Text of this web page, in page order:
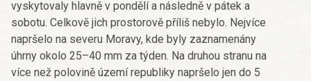
vyskytovaly hlavně v pondělí a následně v pátek a
sobotu. Celkově jich prostorově příliš nebylo. Nejvíce
napršelo na severu Moravy, kde byly zaznamenány
úhrny okolo 25–40 mm za týden. Na druhou stranu na
více než polovině území republiky napršelo jen do 5